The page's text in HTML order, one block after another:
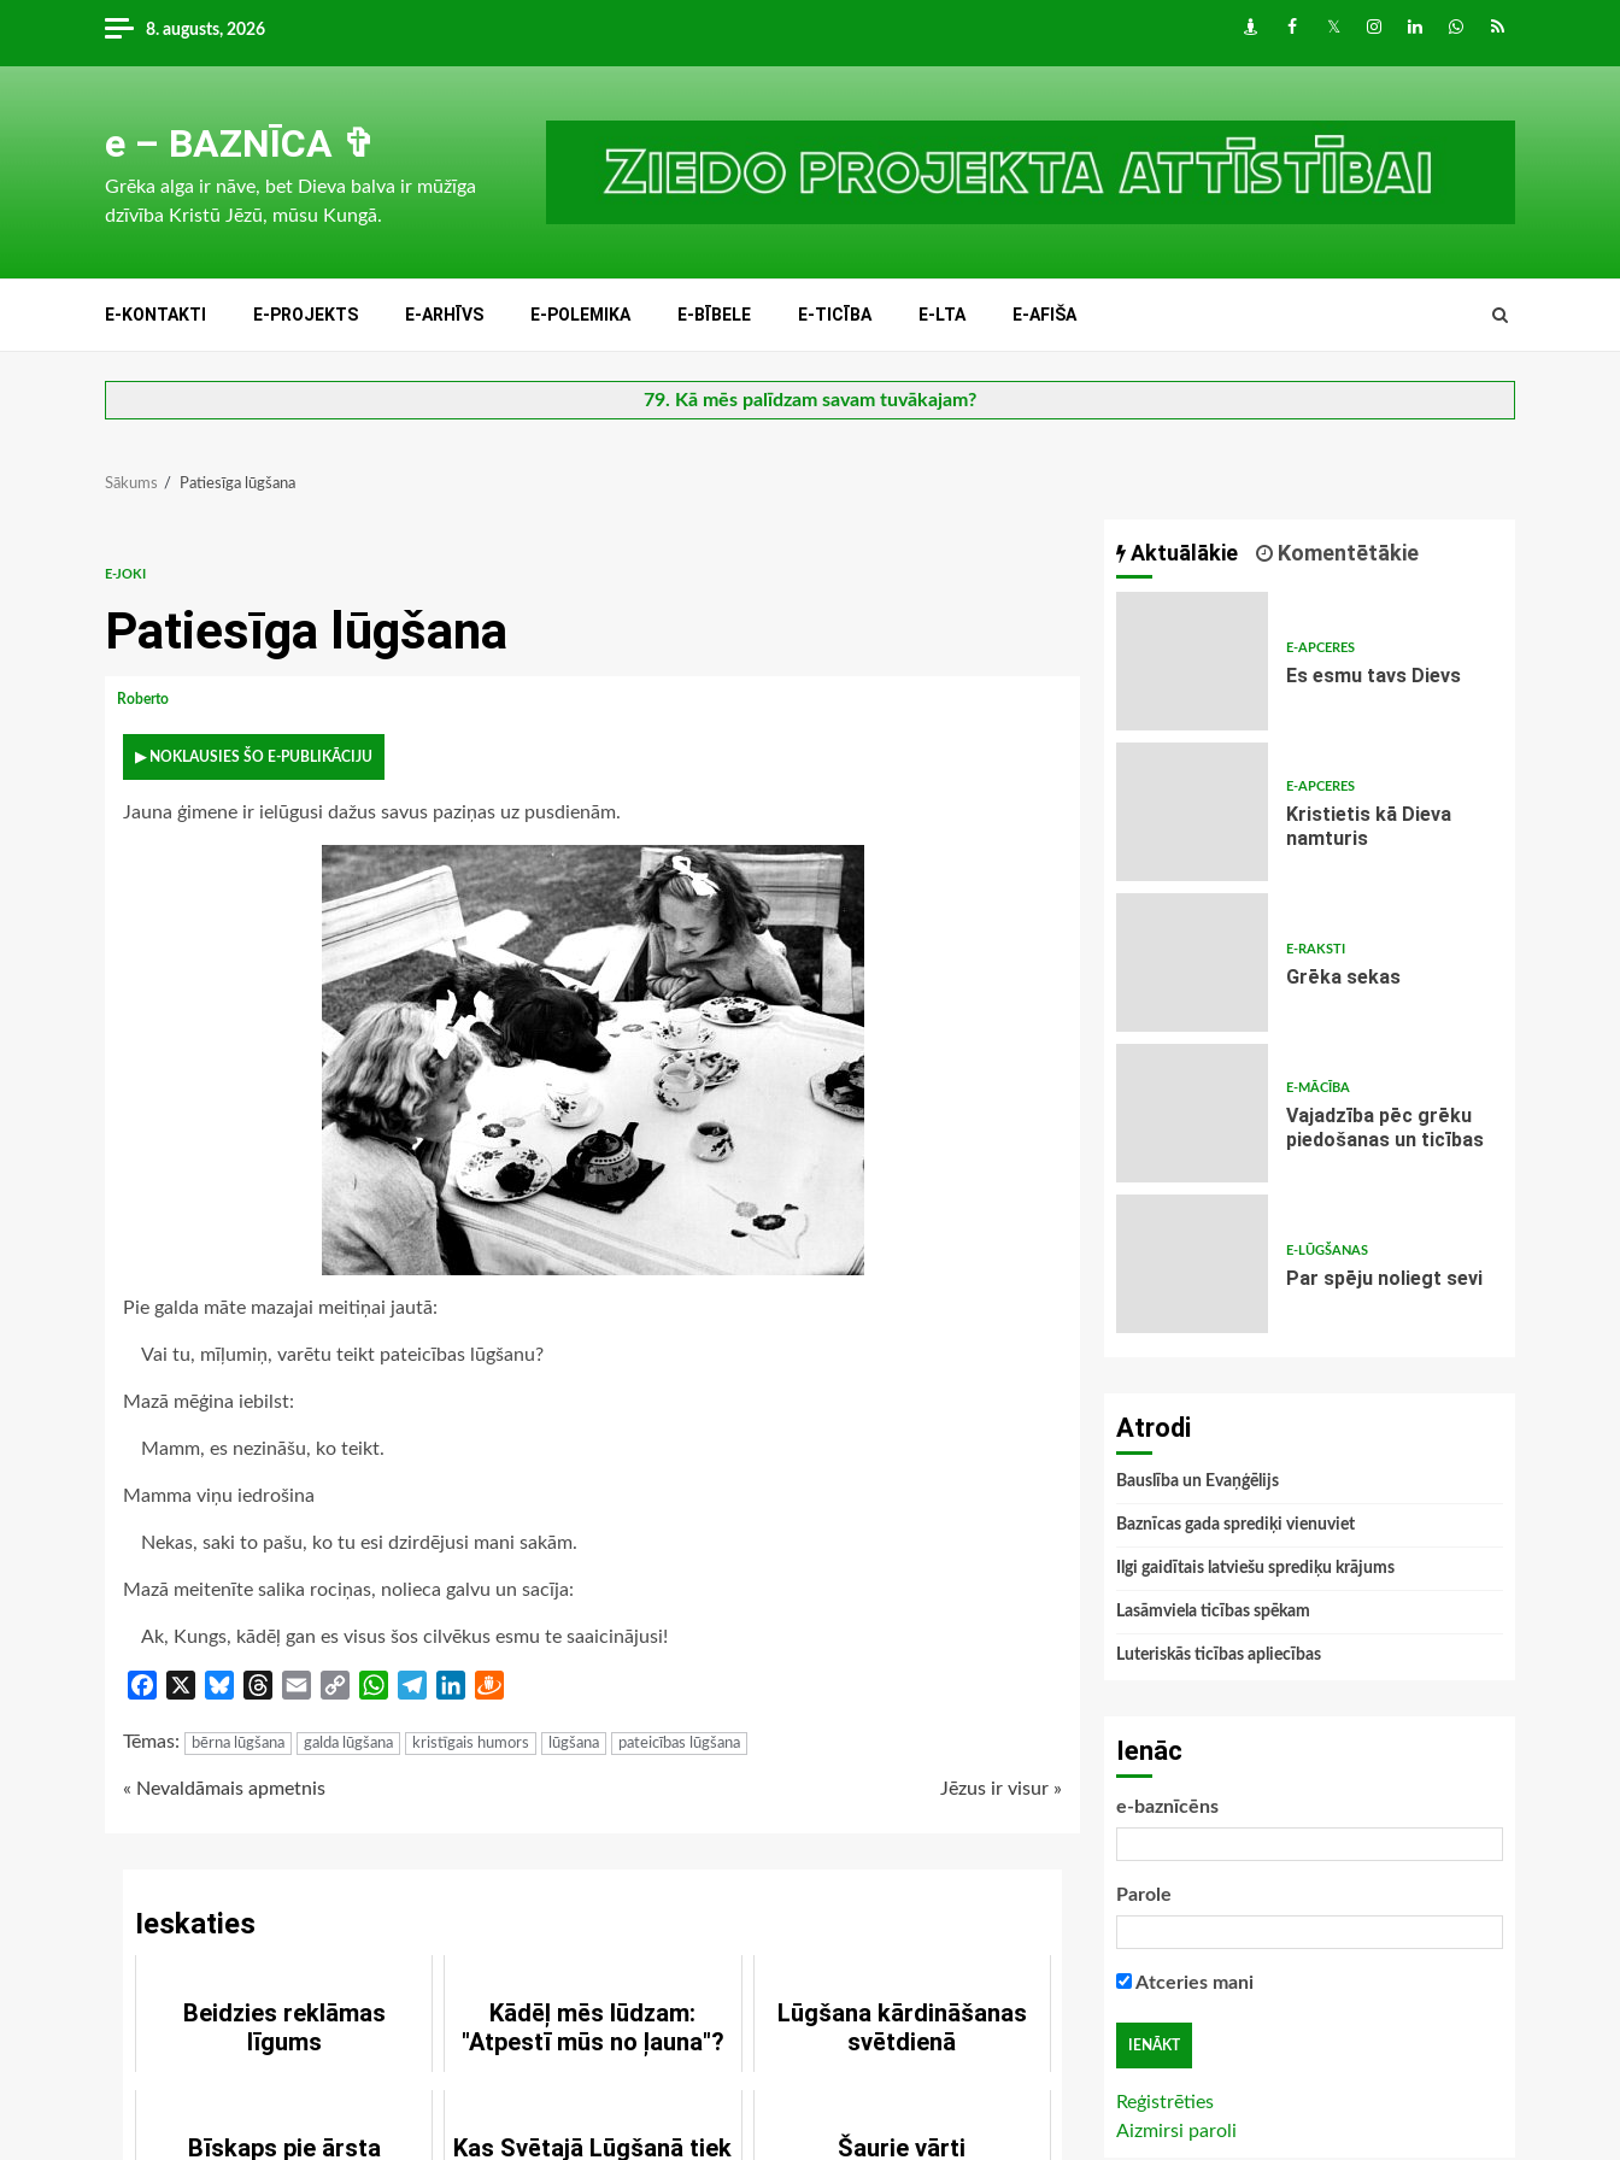
content
8. augusts, 2026 DraugiemFacebook
TwitterInstagram
LinkedInwhatsapp
RSS
e – BAZNĪCA ✞
Grēka alga ir nāve, bet Dieva balva ir mūžīga
dzīvība Kristū Jēzū, mūsu Kungā.
E-KONTAKTI E-PROJEKTS E-ARHĪVS E-POLEMIKA E-BĪBELE E-TICĪBA E-LTA E-AFIŠA
79. Kā mēs palīdzam savam tuvākajam?
Sākums Patiesīga lūgšana
E-JOKI
Patiesīga lūgšana
Roberto
▶ NOKLAUSIES ŠO E-PUBLIKĀCIJU
Jauna ģimene ir ielūgusi dažus savus paziņas uz pusdienām.
Pie galda māte mazajai meitiņai jautā:
Vai tu, mīļumiņ, varētu teikt pateicības lūgšanu?
Mazā mēģina iebilst:
Mamm, es nezināšu, ko teikt.
Mamma viņu iedrošina
Nekas, saki to pašu, ko tu esi dzirdējusi mani sakām.
Mazā meitenīte salika rociņas, nolieca galvu un sacīja:
Ak, Kungs, kādēļ gan es visus šos cilvēkus esmu te saaicinājusi!
Facebook BlueskyThreads
Email
Copy
WhatsApp
TelegramLinkedIn
Tēmas: bērna lūgšana galda lūgšana kristīgais humors lūgšana pateicības lūgšana
Continue
« Nevaldāmais apmetnis Jēzus ir visur »
Ieskaties
Beidzies reklāmas
līgums
Kādēļ mēs lūdzam:
"Atpestī mūs no ļauna"?
Lūgšana kārdināšanas
svētdienā
Bīskaps pie ārsta
Kas Svētajā Lūgšanā tiek
Šaurie vārti
Aktuālākie Komentētākie
E-APCERES
Es esmu tavs Dievs
E-APCERES
Kristietis kā Dieva
namturis
E-RAKSTI
Grēka sekas
E-MĀCĪBA
Vajadzība pēc grēku
piedošanas un ticības
E-LŪGŠANAS
Par spēju noliegt sevi
Atrodi
Bauslība un Evaņģēlijs
Baznīcas gada sprediķi vienuviet
Ilgi gaidītais latviešu sprediķu krājums
Lasāmviela ticības spēkam
Luteriskās ticības apliecības
Ienāc
e-baznīcēns
Parole
Atceries mani
Reģistrēties
Aizmirsi paroli